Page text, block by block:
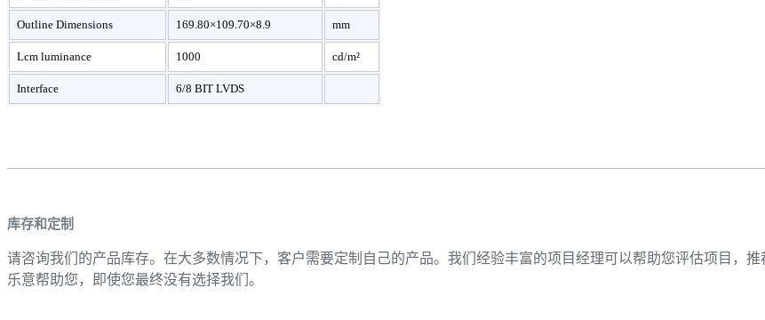
Outline Dimensions 169.80×109.70×8.9 mm
Lcm luminance 1000 cd/m²
Interface 6/8 BIT LVDS
库存和定制
请咨询我们的产品库存。在大多数情况下，客户需要定制自己的产品。我们经验丰富的项目经理可以帮助您评估项目，
乐意帮助您，即使您最终没有选择我们。